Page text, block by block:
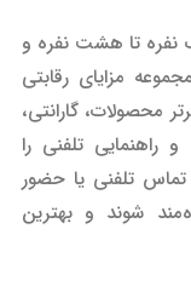
نفره تا هشت نفره و
مزایای رقابتی
محصولات، گارانتی،
تلفنی را
تماس تلفنی یا حضور
شوند و بهترین